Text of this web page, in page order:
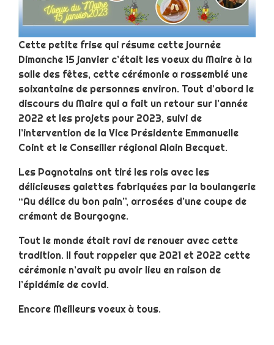
Cette petite frise qui résume cette journée
Dimanche 15 janvier c’était les voeux du Maire à la
salle des fêtes, cette cérémonie a rassemblé une
soixantaine de personnes environ. Tout d’abord le
discours du Maire qui a fait un retour sur l’année
2022 et les projets pour 2023, suivi de
l’intervention de la Vice Présidente Emmanuelle
Coint et le Conseiller régional Alain Becquet.
Les Pagnotains ont tiré les rois avec les
délicieuses galettes fabriquées par la boulangerie
“Au délice du bon pain”, arrosées d’une coupe de
crémant de Bourgogne.
Tout le monde était ravi de renouer avec cette
tradition. Il faut rappeler que 2021 et 2022 cette
cérémonie n’avait pu avoir lieu en raison de
l’épidémie de covid.
Encore Meilleurs voeux à tous.